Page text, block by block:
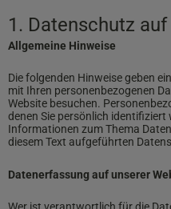
1. Datenschutz
Allgemeine Hinweise
Die folgenden Hinweise geben
mit Ihren personenbezogenen
Website besuchen.
denen Sie persönlich
Informationen zum Thema
diesem Text aufgeführten
Datenerfassung auf unserer